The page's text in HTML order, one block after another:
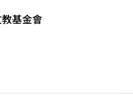
基金會